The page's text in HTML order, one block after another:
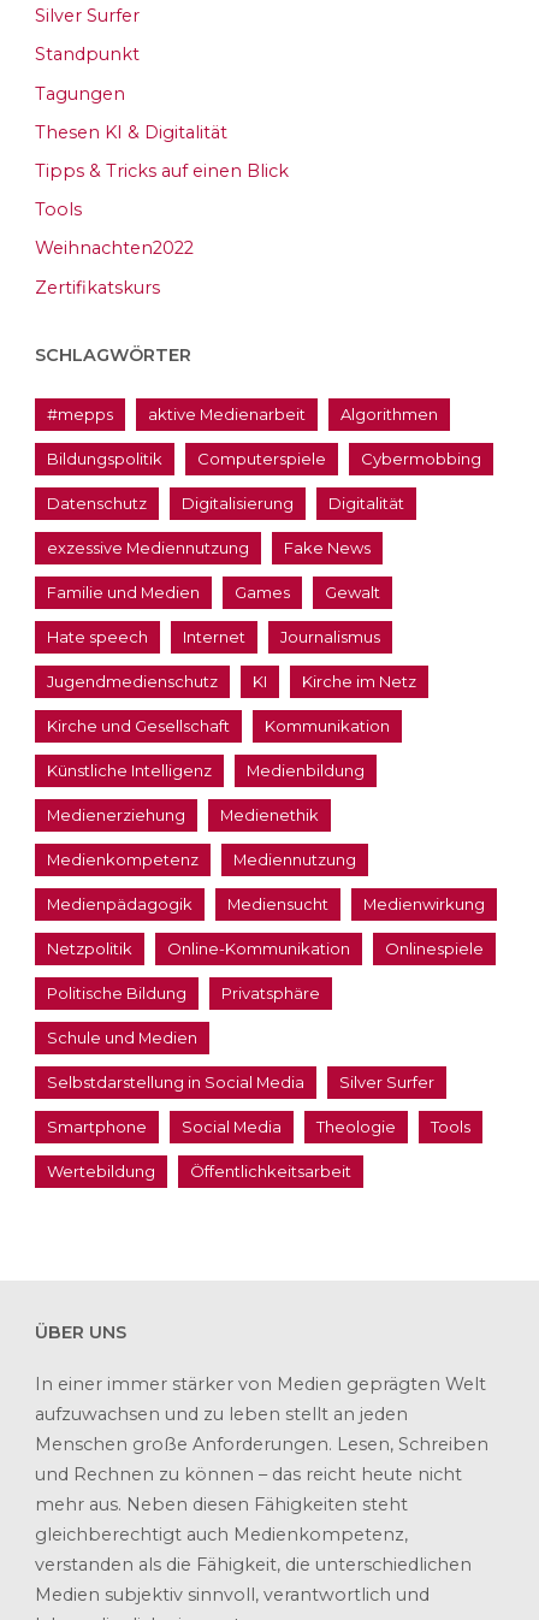
Silver Surfer
Standpunkt
Tagungen
Thesen KI & Digitalität
Tipps & Tricks auf einen Blick
Tools
Weihnachten2022
Zertifikatskurs
SCHLAGWÖRTER
#mepps aktive Medienarbeit Algorithmen
Bildungspolitik Computerspiele Cybermobbing
Datenschutz Digitalisierung Digitalität
exzessive Mediennutzung Fake News
Familie und Medien Games Gewalt
Hate speech Internet Journalismus
Jugendmedienschutz KI Kirche im Netz
Kirche und Gesellschaft Kommunikation
Künstliche Intelligenz Medienbildung
Medienerziehung Medienethik
Medienkompetenz Mediennutzung
Medienpädagogik Mediensucht Medienwirkung
Netzpolitik Online-Kommunikation Onlinespiele
Politische Bildung Privatsphäre
Schule und Medien
Selbstdarstellung in Social Media Silver Surfer
Smartphone Social Media Theologie Tools
Wertebildung Öffentlichkeitsarbeit
ÜBER UNS
In einer immer stärker von Medien geprägten Welt
aufzuwachsen und zu leben stellt an jeden
Menschen große Anforderungen. Lesen, Schreiben
und Rechnen zu können – das reicht heute nicht
mehr aus. Neben diesen Fähigkeiten steht
gleichberechtigt auch Medienkompetenz,
verstanden als die Fähigkeit, die unterschiedlichen
Medien subjektiv sinnvoll, verantwortlich und